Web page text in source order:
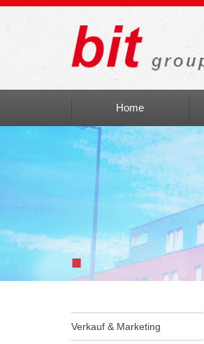
Home
■
Verkauf & Marketing